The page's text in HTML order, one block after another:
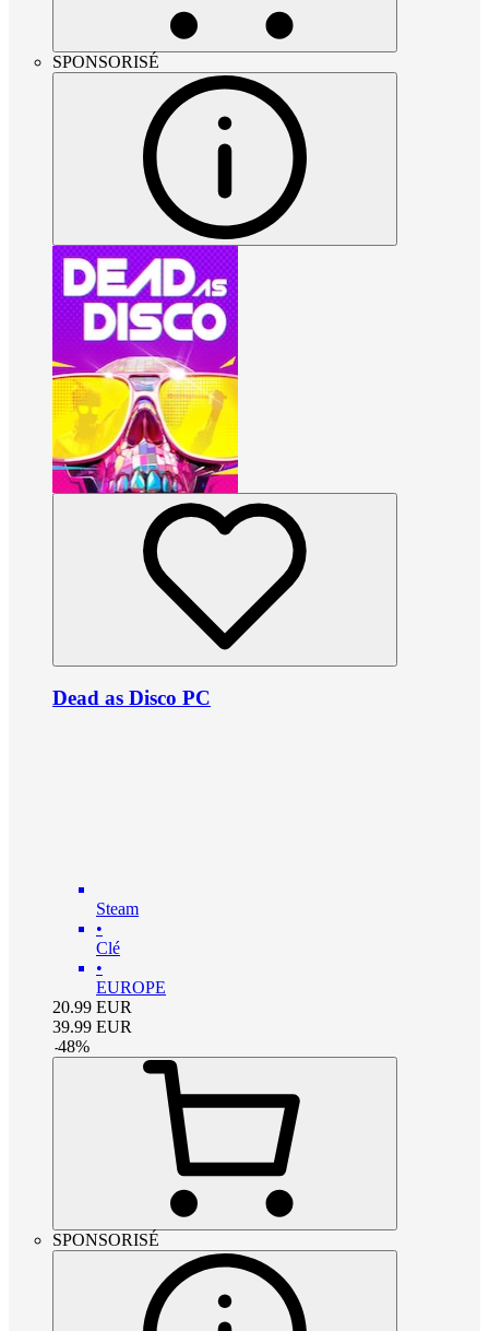
SPONSORISÉ
Dead as Disco PC
Steam
•
Clé
•
EUROPE
20.99 EUR
39.99 EUR
-48%
SPONSORISÉ